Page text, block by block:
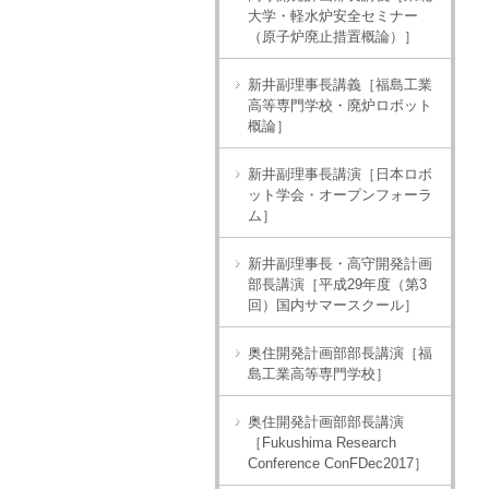
大学・軽水炉安全セミナー
（原子炉廃止措置概論）］
新井副理事長講義［福島工業
高等専門学校・廃炉ロボット
概論］
新井副理事長講演［日本ロボ
ット学会・オープンフォーラ
ム］
新井副理事長・高守開発計画
部長講演［平成29年度（第3
回）国内サマースクール］
奥住開発計画部部長講演［福
島工業高等専門学校］
奥住開発計画部部長講演
［Fukushima Research
Conference ConFDec2017］